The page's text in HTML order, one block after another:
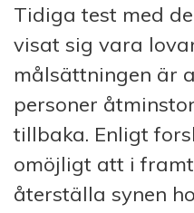
Tidiga test med
visat sig vara
målsättningen är
personer
tillbaka. Enligt
omöjligt att i
återställa synen